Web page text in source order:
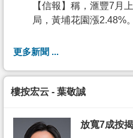
【信報】稱，滙豐7月
局，黃埔花園漲2.48%
更多新聞 ...
樓按宏云 - 葉敬誠
放寬7成按